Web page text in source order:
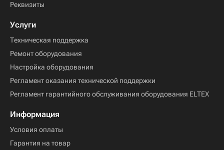
Реквизиты
Услуги
Техническая поддержка
Ремонт оборудования
Настройка оборудования
Регламент оказания технической поддержки
Регламент гарантийного обслуживания оборудования ELTEX
Информация
Условия оплаты
Гарантия на товар